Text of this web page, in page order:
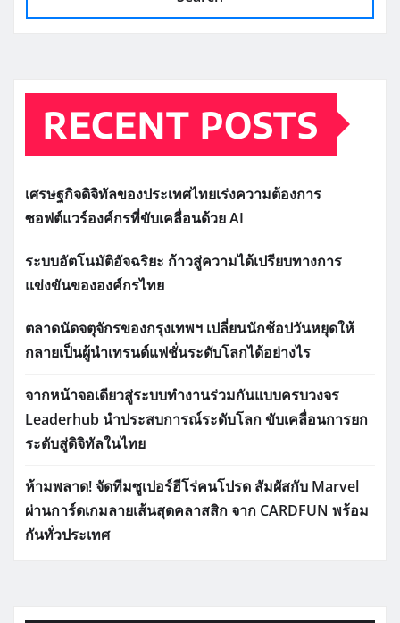
RECENT POSTS
เศรษฐกิจดิจิทัลของประเทศไทยเร่งความต้องการ
ซอฟต์แวร์องค์กรที่ขับเคลื่อนด้วย AI
ระบบอัตโนมัติอัจฉริยะ ก้าวสู่ความได้เปรียบทางการ
แข่งขันขององค์กรไทย
ตลาดนัดจตุจักรของกรุงเทพฯ เปลี่ยนนักช้อปวันหยุดให้
กลายเป็นผู้นำเทรนด์แฟชั่นระดับโลกได้อย่างไร
จากหน้าจอเดียวสู่ระบบทำงานร่วมกันแบบครบวงจร
Leaderhub นำประสบการณ์ระดับโลก ขับเคลื่อนการยก
ระดับสู่ดิจิทัลในไทย
ห้ามพลาด! จัดทีมซูเปอร์ฮีโร่คนโปรด สัมผัสกับ Marvel
ผ่านการ์ดเกมลายเส้นสุดคลาสสิก จาก CARDFUN พร้อม
กันทั่วประเทศ